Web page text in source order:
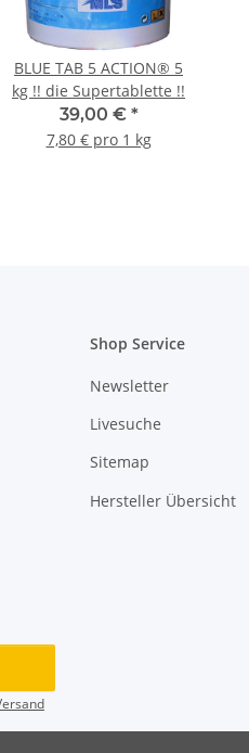
BLUE TAB 5 ACTION® 5
kg !! die Supertablette !!
39,00 € *
7,80 € pro 1 kg
Shop Service
Newsletter
Livesuche
Sitemap
Hersteller Übersicht